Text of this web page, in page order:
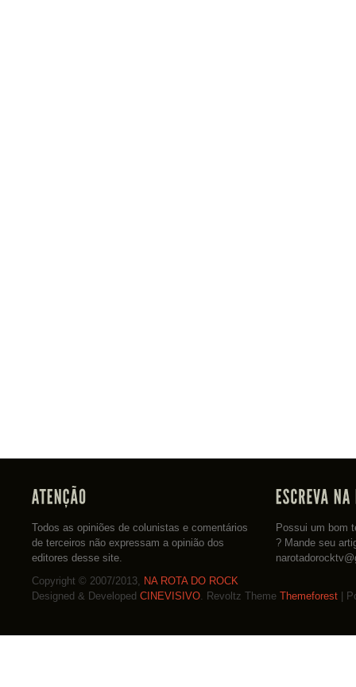
Todos as opiniões de colunistas e comentários
de terceiros não expressam a opinião dos
editores desse site.
Possui um bom
? Mande seu
Copyright © 2007/2013, NA ROTA DO ROCK
Designed & Developed CINEVISIVO. Revoltz Theme Themeforest |